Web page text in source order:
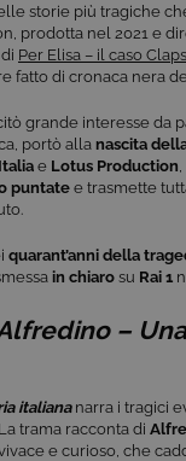
storie più tragiche
prodotta nel 2021 e
Per Elisa – il caso Claps
fatto di cronaca nera
grande interesse da
portò alla nascita
e Lotus Production
puntate e trasmette
quarant’anni della
in chiaro su Rai 1
–
italiananarra i tragici
. La trama racconta di
e curioso, che